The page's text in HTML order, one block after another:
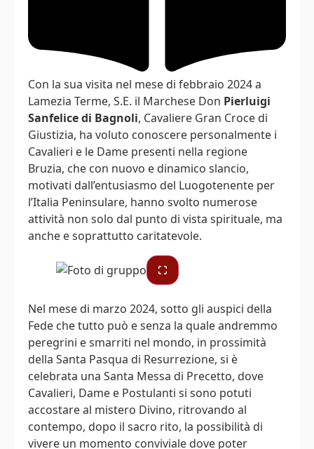
Con la sua visita nel mese di febbraio 2024 a
Lamezia Terme, S.E. il Marchese Don Pierluigi
Sanfelice di Bagnoli, Cavaliere Gran Croce di
Giustizia, ha voluto conoscere personalmente i
Cavalieri e le Dame presenti nella regione
Bruzia, che con nuovo e dinamico slancio,
motivati dall’entusiasmo del Luogotenente per
l’Italia Peninsulare, hanno svolto numerose
attività non solo dal punto di vista spirituale, ma
anche e soprattutto caritatevole.
Nel mese di marzo 2024, sotto gli auspici della
Fede che tutto può e senza la quale andremmo
peregrini e smarriti nel mondo, in prossimità
della Santa Pasqua di Resurrezione, si è
celebrata una Santa Messa di Precetto, dove
Cavalieri, Dame e Postulanti si sono potuti
accostare al mistero Divino, ritrovando al
contempo, dopo il sacro rito, la possibilità di
vivere un momento conviviale dove poter